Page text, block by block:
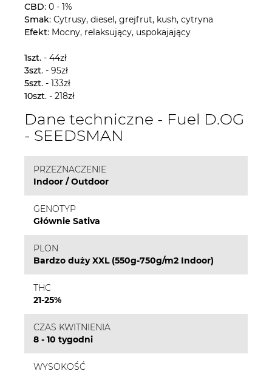
CBD: 0 - 1%
Smak: Cytrusy, diesel, grejfrut, kush, cytryna
Efekt: Mocny, relaksujący, uspokajający
1szt. - 44zł
3szt. - 95zł
5szt. - 133zł
10szt. - 218zł
Dane techniczne - Fuel D.OG
- SEEDSMAN
PRZEZNACZENIE
Indoor / Outdoor
GENOTYP
Głównie Sativa
PLON
Bardzo duży XXL (550g-750g/m2 Indoor)
THC
21-25%
CZAS KWITNIENIA
8 - 10 tygodni
WYSOKOŚĆ